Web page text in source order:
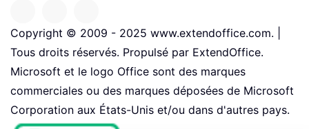
Copyright © 2009 - 2025 www.extendoffice.com. |
Tous droits réservés. Propulsé par ExtendOffice.
Microsoft et le logo Office sont des marques
commerciales ou des marques déposées de Microsoft
Corporation aux États-Unis et/ou dans d'autres pays.